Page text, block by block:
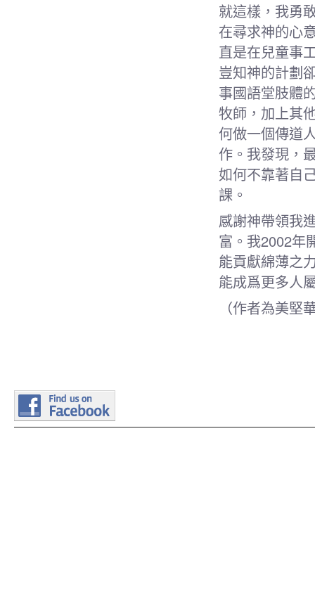
就這樣，我勇
在尋求神的心
直是在兒童事
豈知神的計劃
事國語堂肢體
牧師，加上其
何做一個傳道
作。我發現，
如何不靠著自
課。
感謝神帶領我
富。我2002年
能貢獻綿薄之
能成爲更多人
（作者為美堅